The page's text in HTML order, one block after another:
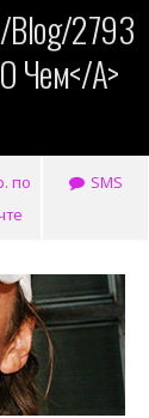
blog/2793
Чем</a>
по
SMS